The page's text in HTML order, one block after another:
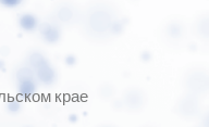
крае